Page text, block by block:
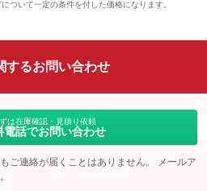
ついて一定の条件を付した価格になります。
するお問い合わせ
は在庫確認・見積り依頼
電話でお問い合わせ
ご連絡が届くことはありません。 メールア